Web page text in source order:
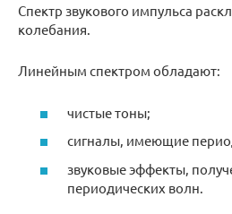
Спектр звукового импульса
колебания.
Линейным спектром обладают:
чистые тоны;
сигналы, имеющие
звуковые эффекты,
периодических волн.